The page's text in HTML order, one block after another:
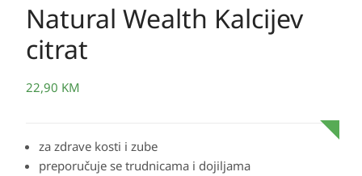
Natural Wealth Kalcijev
citrat
22,90 KM
za zdrave kosti i zube
preporučuje se trudnicama i dojiljama